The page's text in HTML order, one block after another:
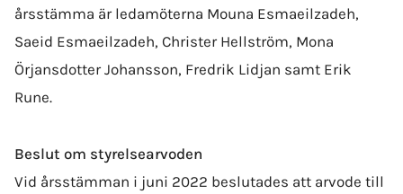
årsstämma är ledamöterna Mouna Esmaeilzadeh,
Saeid Esmaeilzadeh, Christer Hellström, Mona
Örjansdotter Johansson, Fredrik Lidjan samt Erik
Rune.
Beslut om styrelsearvoden
Vid årsstämman i juni 2022 beslutades att arvode till